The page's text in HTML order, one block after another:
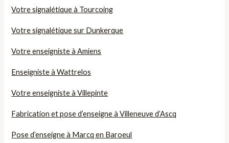
Votre signalétique à Tourcoing
Votre signalétique sur Dunkerque
Votre enseigniste à Amiens
Enseigniste à Wattrelos
Votre enseigniste à Villepinte
Fabrication et pose d’enseigne à Villeneuve d’Ascq
Pose d’enseigne à Marcq en Baroeul